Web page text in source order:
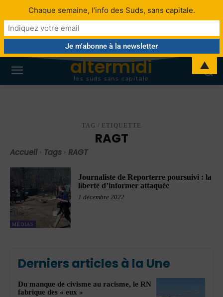
altermidi
les suds sans capitale
TAG / ETIQUETTE
RAGT
Accueil Tags RAGT
MÉDIAS
Journaliste de Reporterre poursuivi : la
liberté d’informer attaquée
1 décembre 2022
Derniers articles à la Une
Du manque de civisme au racisme, le RN
fabrique des « eux »
Chaque semaine, l’info des Suds, sans capitale.
▲